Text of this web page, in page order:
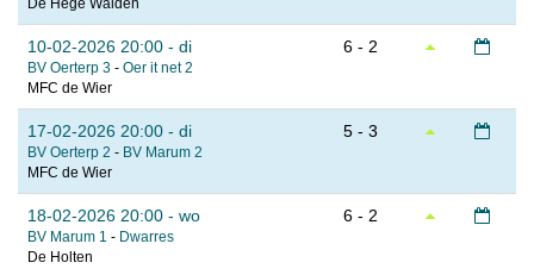
De Hege Wâlden
10-02-2026 20:00 - di
BV Oerterp 3 - Oer it net 2
MFC de Wier
6 - 2
17-02-2026 20:00 - di
BV Oerterp 2 - BV Marum 2
MFC de Wier
5 - 3
18-02-2026 20:00 - wo
BV Marum 1 - Dwarres
De Holten
6 - 2